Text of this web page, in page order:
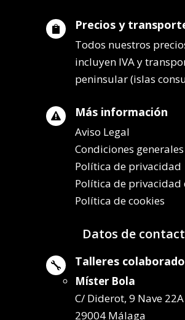
 Precios y
Todos nuestros
incluyen IVA y
peninsular (islas
 Más información
Aviso Legal
Condiciones generales
Política de privacidad
Política de privacidad
Política de cookies
Datos de
 Talleres
Míster Bola
C/ Diderot, 9 Nave 22A
29004 Málaga